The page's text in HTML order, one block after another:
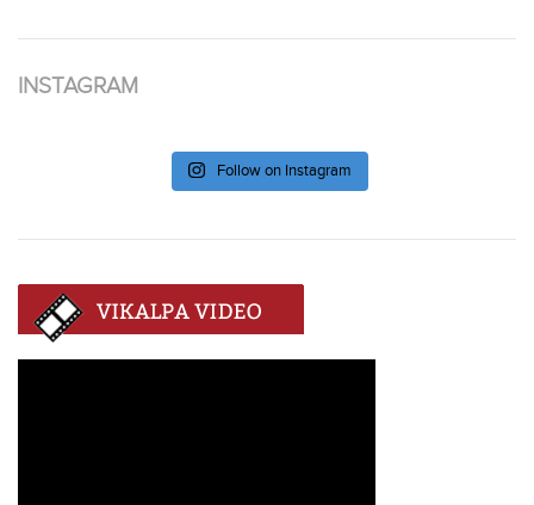
INSTAGRAM
Follow on Instagram